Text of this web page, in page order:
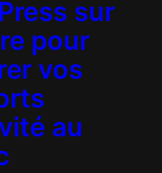
sur
pour
vos
au